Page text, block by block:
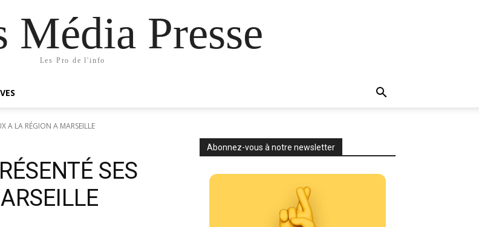
Média Presse
Les Pro de l'info
A LA RÉGION A MARSEILLE
SES
Abonnez-vous à notre newsletter